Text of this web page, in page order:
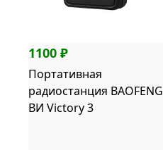
1100 ₽
Портативная
радиостанция BAOFENG
ВИ Victory 3